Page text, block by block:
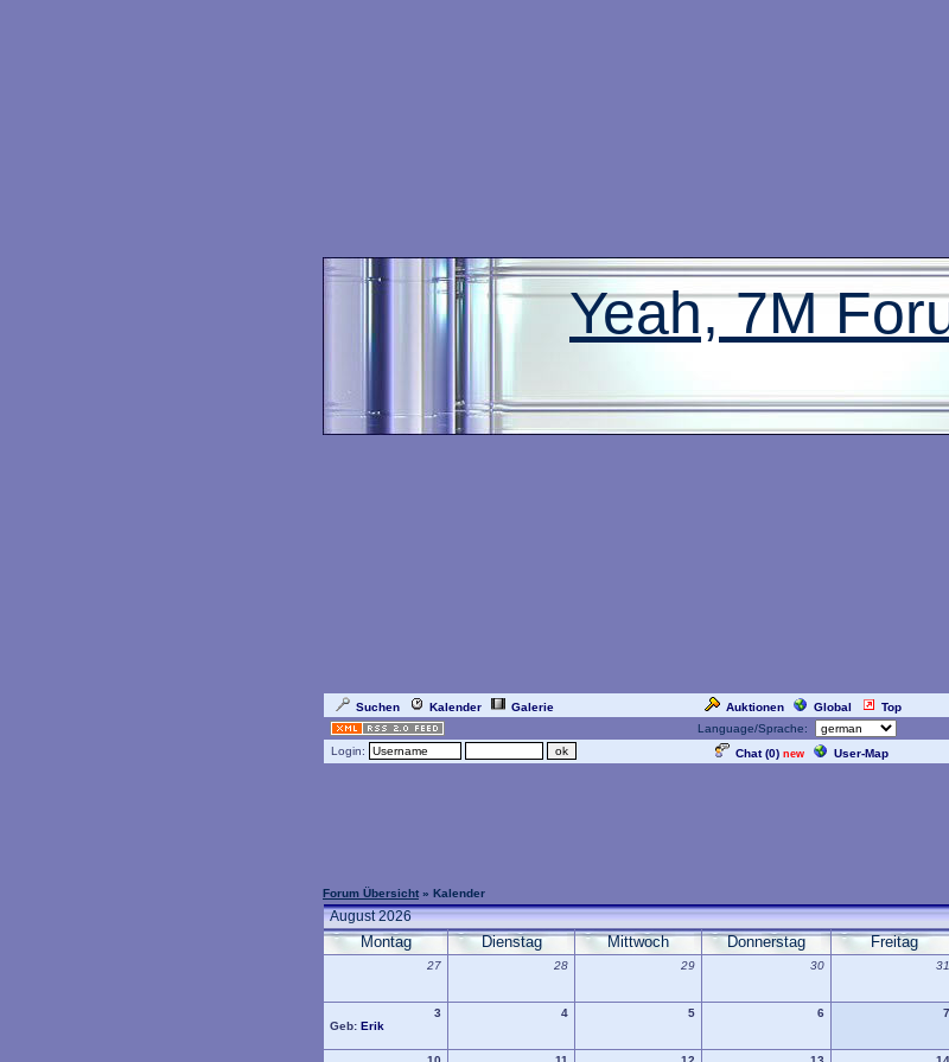
Yeah, 7M
Suchen Kalender Galerie Auktionen Global Top
Language/Sprache:
Login:
Chat (0) new User-Map
Forum Übersicht » Kalender
August 2026
Montag Dienstag Mittwoch Donnerstag Freitag
27 28 29 30 31
3
Geb: Erik
4 5 6 7